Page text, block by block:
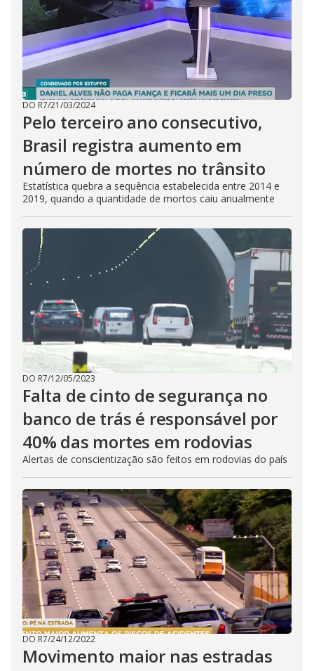
DO R7/21/03/2024
Pelo terceiro ano consecutivo,
Brasil registra aumento em
número de mortes no trânsito
Estatística quebra a sequência estabelecida entre 2014 e
2019, quando a quantidade de mortos caiu anualmente
DO R7/12/05/2023
Falta de cinto de segurança no
banco de trás é responsável por
40% das mortes em rodovias
Alertas de conscientização são feitos em rodovias do país
DO R7/24/12/2022
Movimento maior nas estradas